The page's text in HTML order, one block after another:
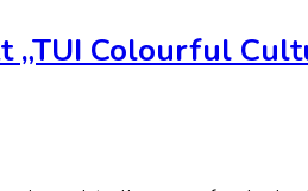
„TUI Colourful